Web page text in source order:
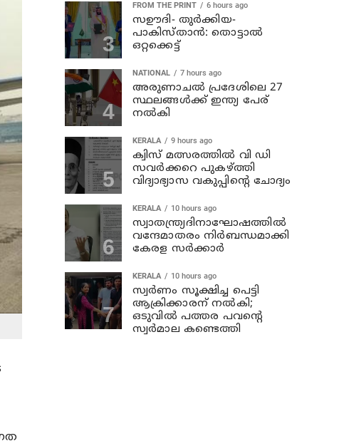
FROM THE PRINT 6 hours ago
സഊദി- തുർക്കിയ-
പാകിസ്താൻ: തൊട്ടാൽ
ഒറ്റക്കെട്ട്
NATIONAL 7 hours ago
അരുണാചല്‍ പ്രദേശിലെ 27
സ്ഥലങ്ങള്‍ക്ക് ഇന്ത്യ പേര്
നല്‍കി
KERALA 9 hours ago
ക്വിസ് മത്സരത്തില്‍ വി ഡി
സവര്‍ക്കറെ പുകഴ്ത്തി
വിദ്യാഭ്യാസ വകുപ്പിന്റെ ചോദ്യം
KERALA 10 hours ago
സ്വാതന്ത്ര്യദിനാഘോഷത്തില്‍
വന്ദേമാതരം നിര്‍ബന്ധമാക്കി
കേരള സര്‍ക്കാര്‍
KERALA 10 hours ago
സ്വര്‍ണം സൂക്ഷിച്ച പെട്ടി
ആക്രിക്കാരന് നല്‍കി;
ഒടുവില്‍ പത്തര പവന്റെ
സ്വര്‍മാല കണ്ടെത്തി